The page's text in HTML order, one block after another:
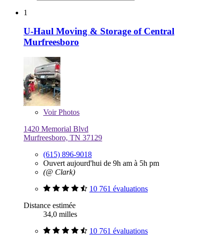
1
U-Haul Moving & Storage of Central
Murfreesboro
VoirPhotos
1420 Memorial Blvd
Murfreesboro, TN 37129
(615) 896-9018
Ouvert aujourd'hui de 9h am à 5h pm
(@ Clark)
10 761 évaluations
Distance estimée
34,0 milles
10 761 évaluations